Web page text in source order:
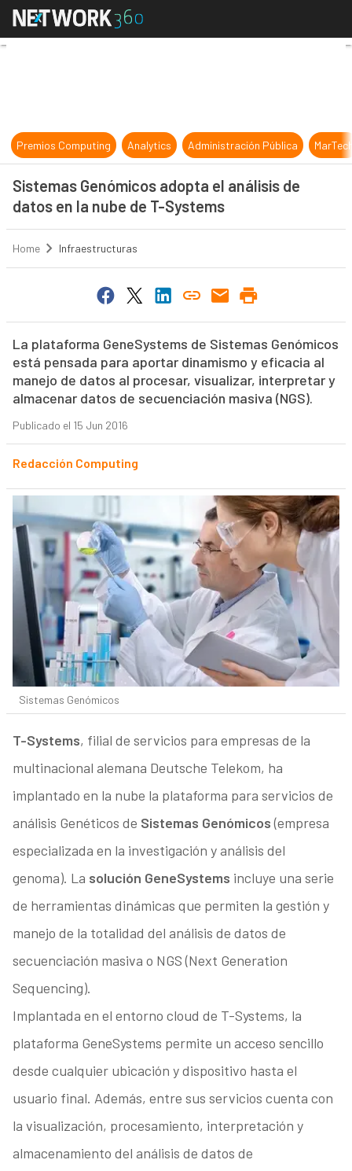
Sistemas Genómicos adopta el
Premios Computing Analytics Administración Pública
Sistemas Genómicos adopta el análisis de
datos en la nube de T-Systems
Home Infraestructuras
La plataforma GeneSystems de Sistemas Genómicos
está pensada para aportar dinamismo y eficacia al
manejo de datos al procesar, visualizar, interpretar y
almacenar datos de secuenciación masiva (NGS).
Publicado el 15 Jun 2016
Redacción Computing
Sistemas Genómicos
T-Systems, filial de servicios para empresas de la
multinacional alemana Deutsche Telekom, ha
implantado en la nube la plataforma para servicios de
análisis Genéticos de Sistemas Genómicos(empresa
especializada en la investigación y análisis del
genoma). La solución GeneSystems incluye una serie
de herramientas dinámicas que permiten la gestión y
manejo de la totalidad del análisis de datos de
secuenciación masiva o NGS (Next Generation
Sequencing).
Implantada en el entorno cloud de T-Systems, la
plataforma GeneSystems permite un acceso sencillo
desde cualquier ubicación y dispositivo hasta el
usuario final. Además, entre sus servicios cuenta con
la visualización, procesamiento, interpretación y
almacenamiento del análisis de datos de